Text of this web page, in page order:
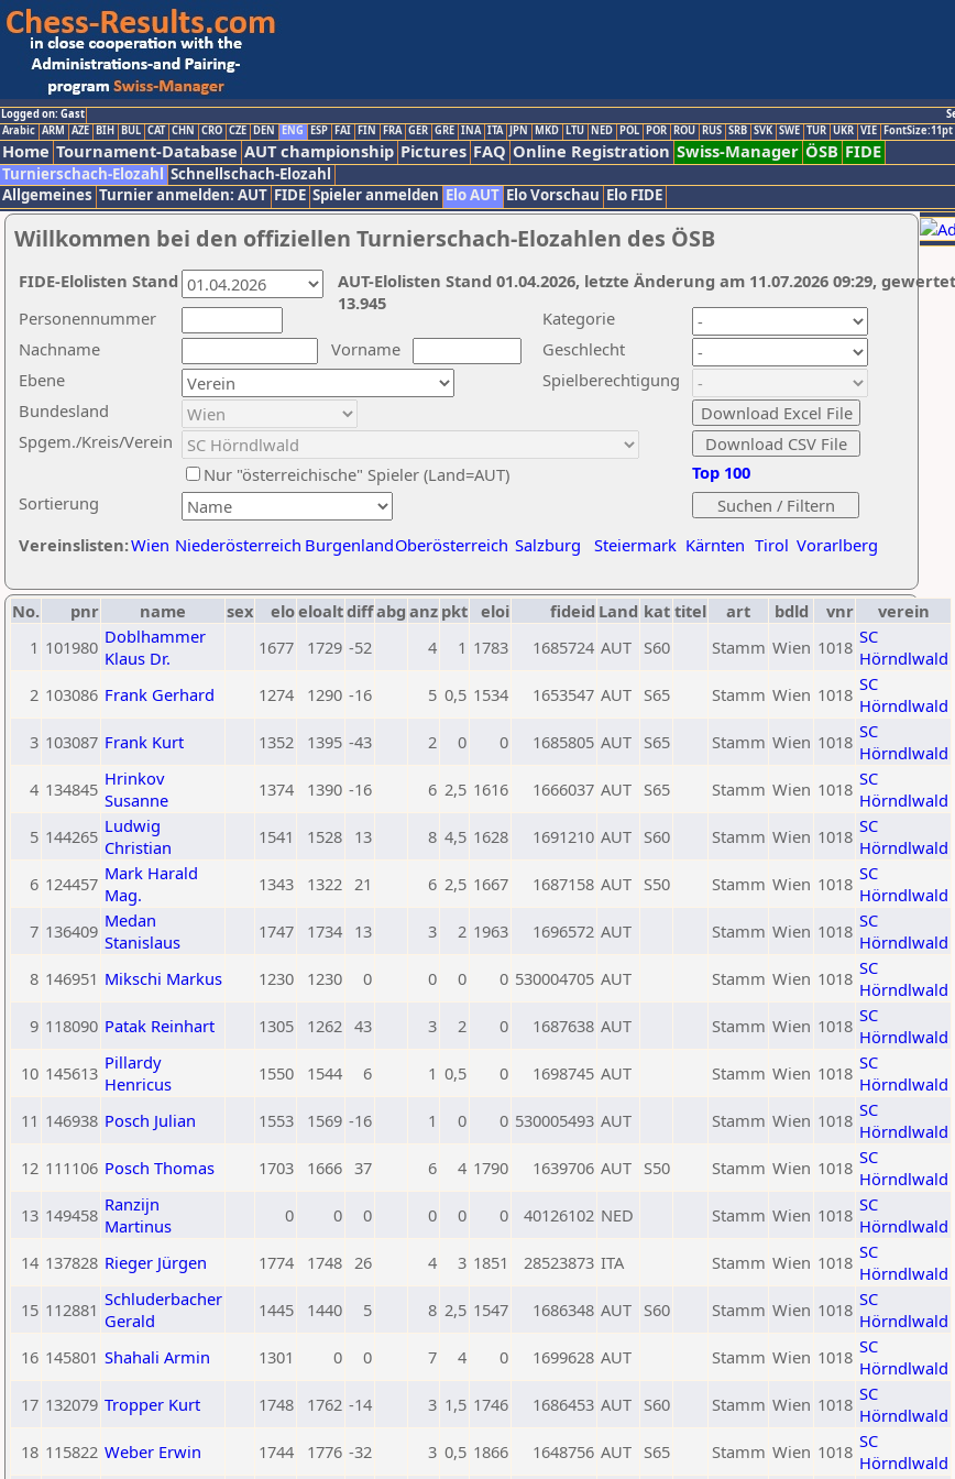
Logged on: Gast
Arabic ARM AZE BIH BUL CAT CHN CRO CZE DEN ENG ESP FAI FIN FRA GER GRE INA ITA JPN MKD LTU NED POL POR ROU RUS SRB SVK SWE TUR UKR VIE FontSize:11pt
Home Tournament-Database AUT championship Pictures FAQ Online Registration Swiss-Manager ÖSB FIDE
Turnierschach-Elozahl Schnellschach-Elozahl
Allgemeines Turnier anmelden: AUT FIDE Spieler anmelden Elo AUT Elo Vorschau Elo FIDE
Willkommen bei den offiziellen Turnierschach-Elozahlen des ÖSB
Nachname
Vorname
Ebene
Kategorie
Sortierung
Personennummer
Bundesland
Spgem./Kreis/Verein
Geschlecht
Nur "österreichische" Spieler (Land=AUT)
Spielberechtigung
Vereinslisten:Wien Niederösterreich BurgenlandOberösterreich Salzburg Steiermark Kärnten Tirol Vorarlberg
Top 100
AUT-Elolisten Stand 01.04.2026, letzte Änderung am 11.07.2026 09:29,
13.945
FIDE-Elolisten Stand
No. pnr name sex eloeloaltdiffabg anz pkt eloi fideid Land kat titel art bdld vnr
verein
1 101980 Doblhammer
Klaus Dr.
1677 1729 -52 4 1 1783 1685724 AUT S60 Stamm Wien 1018 SC
Hörndlwald
2 103086 Frank Gerhard 1274 1290 -16 5 0,5 1534 1653547 AUT S65 Stamm Wien 1018 SC
Hörndlwald
3 103087 Frank Kurt 1352 1395 -43 2 0 0 1685805 AUT S65 Stamm Wien 1018 SC
Hörndlwald
4 134845 Hrinkov
Susanne
1374 1390 -16 6 2,5 1616 1666037 AUT S65 Stamm Wien 1018 SC
Hörndlwald
5 144265 Ludwig
Christian
1541 1528 13 8 4,5 1628 1691210 AUT S60 Stamm Wien 1018 SC
Hörndlwald
6 124457 Mark Harald
Mag.
1343 1322 21 6 2,5 1667 1687158 AUT S50 Stamm Wien 1018 SC
Hörndlwald
7 136409 Medan
Stanislaus
1747 1734 13 3 2 1963 1696572 AUT Stamm Wien 1018 SC
Hörndlwald
8 146951 Mikschi Markus 1230 1230 0 0 0 0 530004705 AUT Stamm Wien 1018 SC
Hörndlwald
9 118090 Patak Reinhart 1305 1262 43 3 2 0 1687638 AUT Stamm Wien 1018 SC
Hörndlwald
10 145613 Pillardy
Henricus
1550 1544 6 1 0,5 0 1698745 AUT Stamm Wien 1018 SC
Hörndlwald
11 146938 Posch Julian 1553 1569 -16 1 0 0 530005493 AUT Stamm Wien 1018 SC
Hörndlwald
12 111106 Posch Thomas 1703 1666 37 6 4 1790 1639706 AUT S50 Stamm Wien 1018 SC
Hörndlwald
13 149458 Ranzijn
Martinus
0 0 0 0 0 0 40126102 NED Stamm Wien 1018 SC
Hörndlwald
14 137828 Rieger Jürgen 1774 1748 26 4 3 1851 28523873 ITA Stamm Wien 1018 SC
Hörndlwald
15 112881 Schluderbacher
Gerald
1445 1440 5 8 2,5 1547 1686348 AUT S60 Stamm Wien 1018 SC
Hörndlwald
16 145801 Shahali Armin 1301 0 0 7 4 0 1699628 AUT Stamm Wien 1018 SC
Hörndlwald
17 132079 Tropper Kurt 1748 1762 -14 3 1,5 1746 1686453 AUT S60 Stamm Wien 1018 SC
Hörndlwald
18 115822 Weber Erwin 1744 1776 -32 3 0,5 1866 1648756 AUT S65 Stamm Wien 1018 SC
Hörndlwald